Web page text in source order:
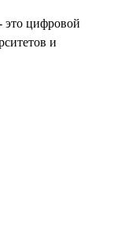
это цифровой
и